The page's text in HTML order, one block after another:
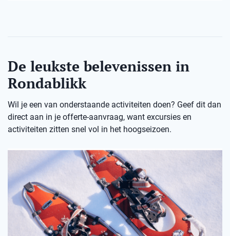
De leukste belevenissen in
Rondablikk
Wil je een van onderstaande activiteiten doen? Geef dit dan
direct aan in je offerte-aanvraag, want excursies en
activiteiten zitten snel vol in het hoogseizoen.